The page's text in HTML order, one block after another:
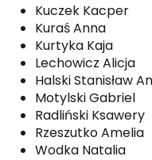
Kuczek Kacper
Kuraś Anna
Kurtyka Kaja
Lechowicz Alicja
Halski Stanisław
Motylski Gabriel
Radliński Ksawery
Rzeszutko Amelia
Wodka Natalia